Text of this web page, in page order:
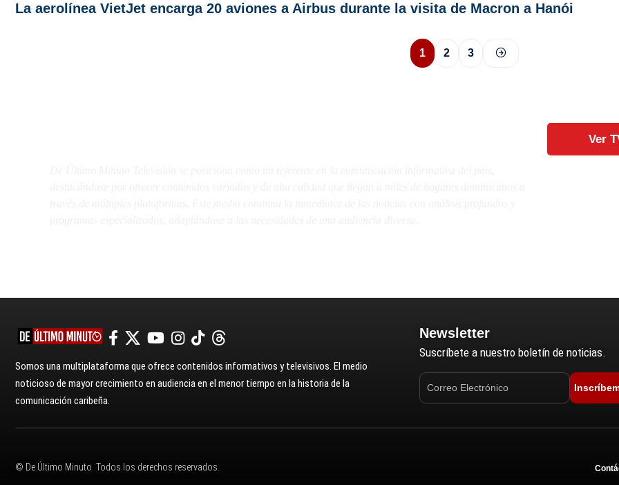
La aerolínea VietJet encarga 20 aviones a Airbus durante la visita de Macron a Hanói
1 2 3
Ver
Somos una multiplataforma que ofrece contenidos informativos y televisivos. El medio
noticioso de mayor crecimiento en audiencia en el menor tiempo en la historia de la
comunicación caribeña.
Newsletter
Suscríbete a nuestro boletín de noticias.
© De Último Minuto. Todos los derechos reservados.